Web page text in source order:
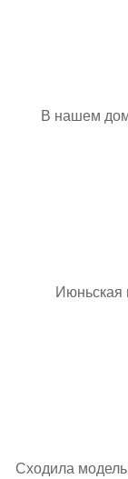
В нашем
Июньская
Сходила